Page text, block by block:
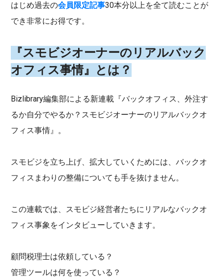
はじめ過去の会員限定記事30本分以上を全て読むことが
でき非常にお得です。
『スモビジオーナーのリアルバック
オフィス事情』とは？
Bizlibrary編集部による新連載『バックオフィス、外注す
るか自分でやるか？スモビジオーナーのリアルバックオ
フィス事情』。
スモビジを立ち上げ、拡大していくためには、バックオ
フィスまわりの整備についても手を抜けません。
この連載では、スモビジ経営者たちにリアルなバックオ
フィス事象をインタビューしていきます。
顧問税理士は依頼している？
管理ツールは何を使っている？